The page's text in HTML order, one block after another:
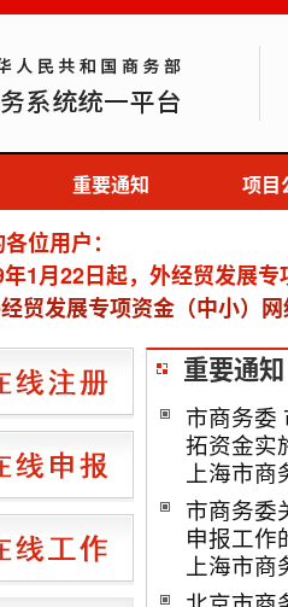
重要通知 项目
位用户：
月22日起，外经贸发展专
经贸发展专项资金（中小）
重要通知
市商务委
拓资金实
上海市
市商务委
申报工作
上海市